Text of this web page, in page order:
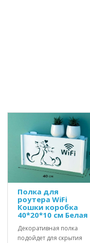
Полка для
роутера WiFi
Кошки коробка
40*20*10 см Белая
Декоративная полка
подойдет для скрытия